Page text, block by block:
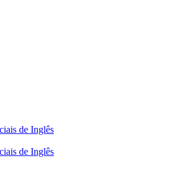
de Inglês
de Inglês